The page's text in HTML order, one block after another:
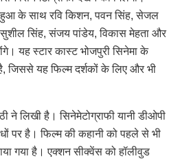
के साथ रवि किशन, पवन सिंह, सेजल
सुशील सिंह, संजय पांडेय, विकास मेहता और
यह स्टार कास्ट भोजपुरी सिनेमा के
जिससे यह फिल्म दर्शकों के लिए और भी
ने लिखी है। सिनेमेटोग्राफी यानी डीओपी
पर है। फिल्म की कहानी को पहले से भी
गया है। एक्शन सीक्वेंस को हॉलीवुड